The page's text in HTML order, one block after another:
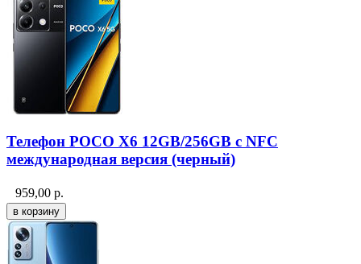
Телефон POCO X6 12GB/256GB с NFC
международная версия (черный)
959,00 р.